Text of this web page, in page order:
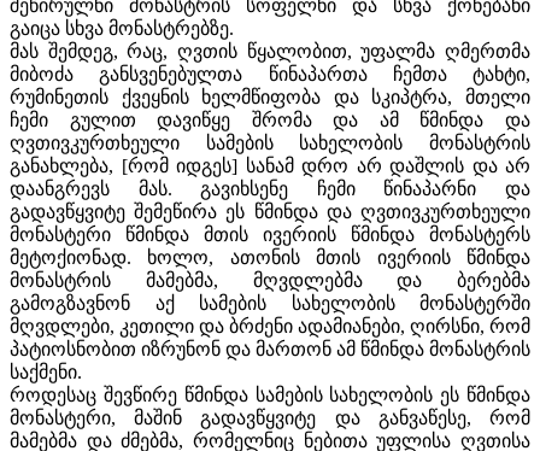
შეწირულნი მონასტრის სოფელნი და სხვა ქონებანი
გაიცა სხვა მონასტრებზე.
მას შემდეგ, რაც, ღვთის წყალობით, უფალმა ღმერთმა
მიბოძა განსვენებულთა წინაპართა ჩემთა ტახტი,
რუმინეთის ქვეყნის ხელმწიფობა და სკიპტრა, მთელი
ჩემი გულით დავიწყე შრომა და ამ წმინდა და
ღვთივკურთხეული სამების სახელობის მონასტრის
განახლება, [რომ იდგეს] სანამ დრო არ დაშლის და არ
დაანგრევს მას. გავიხსენე ჩემი წინაპარნი და
გადავწყვიტე შემეწირა ეს წმინდა და ღვთივკურთხეული
მონასტერი წმინდა მთის ივერიის წმინდა მონასტერს
მეტოქიონად. ხოლო, ათონის მთის ივერიის წმინდა
მონასტრის მამებმა, მღვდლებმა და ბერებმა
გამოგზავნონ აქ სამების სახელობის მონასტერში
მღვდლები, კეთილი და ბრძენი ადამიანები, ღირსნი, რომ
პატიოსნობით იზრუნონ და მართონ ამ წმინდა მონასტრის
საქმენი.
როდესაც შევწირე წმინდა სამების სახელობის ეს წმინდა
მონასტერი, მაშინ გადავწყვიტე და განვაწესე, რომ
მამებმა და ძმებმა, რომელნიც ნებითა უფლისა ღვთისა